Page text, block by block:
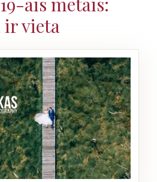
ir vieta